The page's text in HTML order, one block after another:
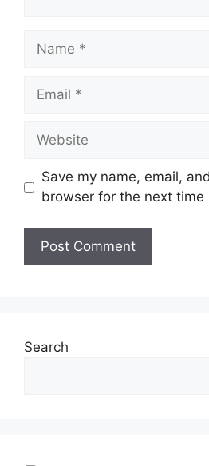
Save my name, email,
browser for the next time
Search